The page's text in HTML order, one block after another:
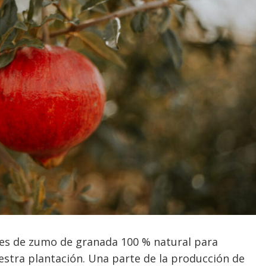
de zumo de granada 100 % natural para
plantación. Una parte de la producción de